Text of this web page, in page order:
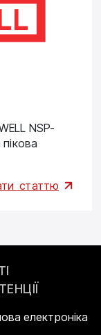
NSP-
статтю
електроніка